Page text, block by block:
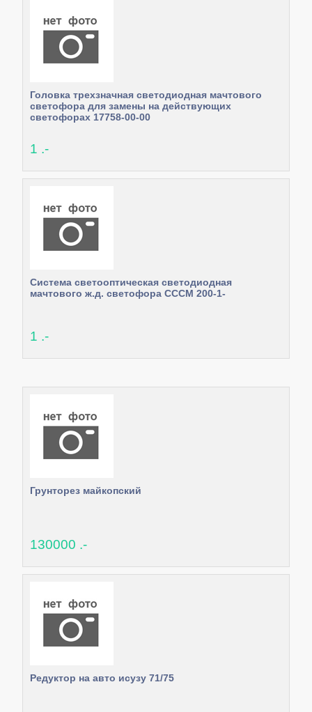
Головка трехзначная светодиодная мачтового
светофора для замены на действующих
светофорах 17758-00-00
1 .-
Система светооптическая светодиодная
мачтового ж.д. светофора СССМ 200-1-
1 .-
Грунторез майкопский
130000 .-
Редуктор на авто исузу 71/75